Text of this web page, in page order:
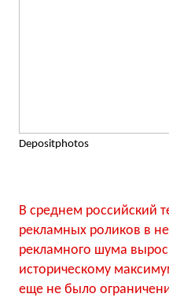
Depositphotos
В среднем российский
рекламных роликов в
рекламного шума
историческому
еще не было